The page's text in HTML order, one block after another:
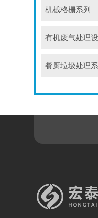
机械格栅系列
有机废气处理
餐厨垃圾处理